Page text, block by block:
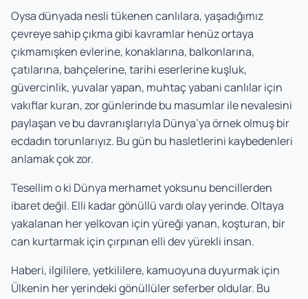
Oysa dünyada nesli tükenen canlılara, yaşadığımız
çevreye sahip çıkma gibi kavramlar henüz ortaya
çıkmamışken evlerine, konaklarına, balkonlarına,
çatılarına, bahçelerine, tarihi eserlerine kuşluk,
güvercinlik, yuvalar yapan, muhtaç yabani canlılar için
vakıflar kuran, zor günlerinde bu masumlar ile nevalesini
paylaşan ve bu davranışlarıyla Dünya’ya örnek olmuş bir
ecdadın torunlarıyız. Bu gün bu hasletlerini kaybedenleri
anlamak çok zor.
Tesellim o ki Dünya merhamet yoksunu bencillerden
ibaret değil. Elli kadar gönüllü vardı olay yerinde. Oltaya
yakalanan her yelkovan için yüreği yanan, koşturan, bir
can kurtarmak için çırpınan elli dev yürekli insan.
Haberi, ilgililere, yetkililere, kamuoyuna duyurmak için
Ülkenin her yerindeki gönüllüler seferber oldular. Bu